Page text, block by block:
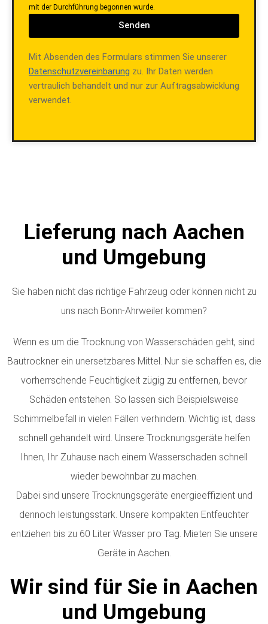
mit der Durchführung begonnen wurde.
Senden
Mit Absenden des Formulars stimmen Sie unserer
Datenschutzvereinbarung zu. Ihr Daten werden
vertraulich behandelt und nur zur Auftragsabwicklung
verwendet.
Lieferung nach Aachen
und Umgebung
Sie haben nicht das richtige Fahrzeug oder können nicht zu
uns nach Bonn-Ahrweiler kommen?
Wenn es um die Trocknung von Wasserschäden geht, sind
Bautrockner ein unersetzbares Mittel. Nur sie schaffen es, die
vorherrschende Feuchtigkeit zügig zu entfernen, bevor
Schäden entstehen. So lassen sich Beispielsweise
Schimmelbefall in vielen Fällen verhindern. Wichtig ist, dass
schnell gehandelt wird. Unsere Trocknungsgeräte helfen
Ihnen, Ihr Zuhause nach einem Wasserschaden schnell
wieder bewohnbar zu machen.
Dabei sind unsere Trocknungsgeräte energieeffizient und
dennoch leistungsstark. Unsere kompakten Entfeuchter
entziehen bis zu 60 Liter Wasser pro Tag. Mieten Sie unsere
Geräte in Aachen.
Wir sind für Sie in Aachen
und Umgebung